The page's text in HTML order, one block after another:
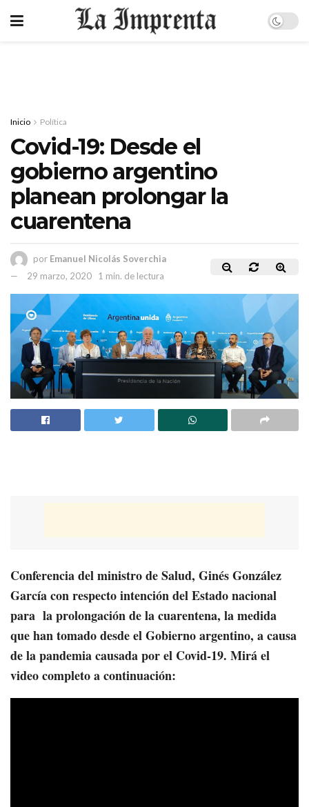
Inicio Política
Covid-19: Desde el
gobierno argentino
planean prolongar la
cuarentena
por Emanuel Nicolás Soverchia
29 marzo, 2020
1 min. de lectura
Conferencia del ministro de Salud, Ginés González
García con respecto intención del Estado nacional
para la prolongación de la cuarentena, la medida
que han tomado desde el Gobierno argentino, a causa
de la pandemia causada por el Covid-19. Mirá el
video completo a continuación: